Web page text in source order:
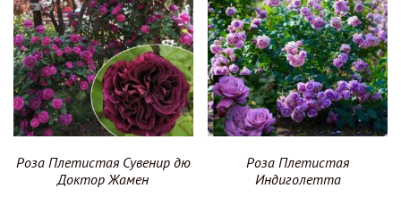
Роза Плетистая Сувенир дю
Доктор Жамен
Роза Плетистая
Индиголетта